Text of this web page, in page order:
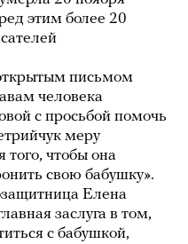
этим более 20
письмом
человека
с просьбой помочь
меру
того, чтобы она
свою бабушку».
Елена
заслуга в том,
с бабушкой,